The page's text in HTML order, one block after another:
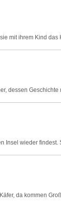
mit ihrem Kind das
dessen
Insel wieder findest.
da kommen